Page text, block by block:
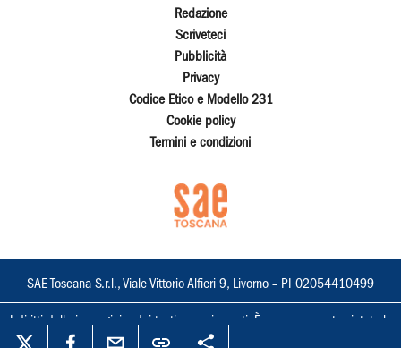
Redazione
Scriveteci
Pubblicità
Privacy
Codice Etico e Modello 231
Cookie policy
Termini e condizioni
SAE Toscana S.r.l., Viale Vittorio Alfieri 9, Livorno – PI 02054410499
I diritti delle immagini e dei testi sono riservati. È espressamente vietata la
loro riproduzione con qualsiasi mezzo e l'adattamento totale o parziale.